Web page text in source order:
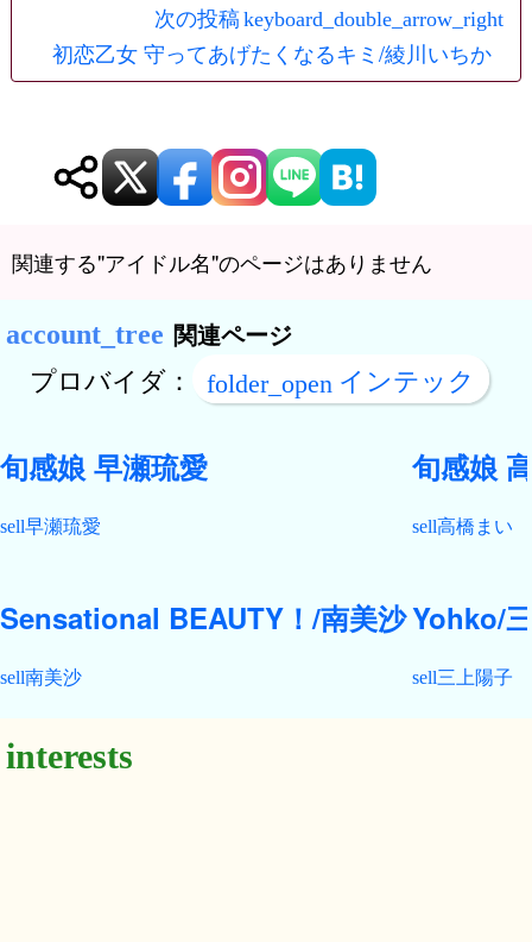
ョ
ン
次の投稿
初恋乙女 守ってあげたくなるキミ/綾川いちか
関連する"アイドル名"のページはありません
関連ページ
プロバイダ： インテック
旬感娘 早瀬琉愛
早瀬琉愛
Sensational BEAUTY！/南美沙
南美沙
旬感娘
高橋まい
Yohko/
三上陽子